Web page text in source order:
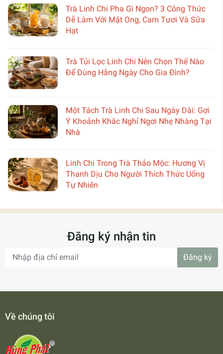
Trà Linh Chi Pha Gì Ngon? 3 Công Thức
Dễ Làm Với Mật Ong, Cam Tươi Và Sữa
Hạt
Trà Túi Lọc Linh Chi Nên Chọn Thế Nào
Để Dùng Hằng Ngày Cho Gia Đình?
Một Tách Trà Linh Chi Sau Ngày Dài: Gợi
Ý Khoảnh Khắc Nghỉ Ngơi Nhẹ Nhàng Tại
Nhà
Linh Chi Trong Trà Thảo Mộc: Hương Vị
Thanh Dịu Cho Người Thích Thức Uống
Tự Nhiên
Đăng ký nhận tin
Đăng ký
Về chúng tôi